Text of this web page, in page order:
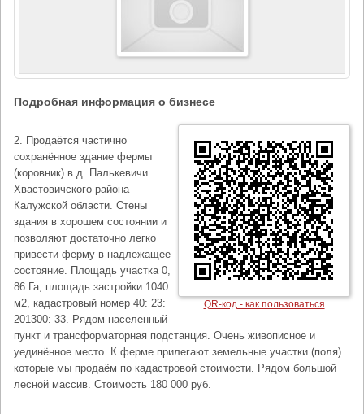
Подробная информация о бизнесе
QR-код - как пользоваться
2. Продаётся частично
сохранённое здание фермы
(коровник) в д. Палькевичи
Хвастовичского района
Калужской области. Стены
здания в хорошем состоянии и
позволяют достаточно легко
привести ферму в надлежащее
состояние. Площадь участка 0,
86 Га, площадь застройки 1040
м2, кадастровый номер 40: 23:
201300: 33. Рядом населенный
пункт и трансформаторная подстанция. Очень живописное и
уединённое место. К ферме прилегают земельные участки (поля)
которые мы продаём по кадастровой стоимости. Рядом большой
лесной массив. Стоимость 180 000 руб.